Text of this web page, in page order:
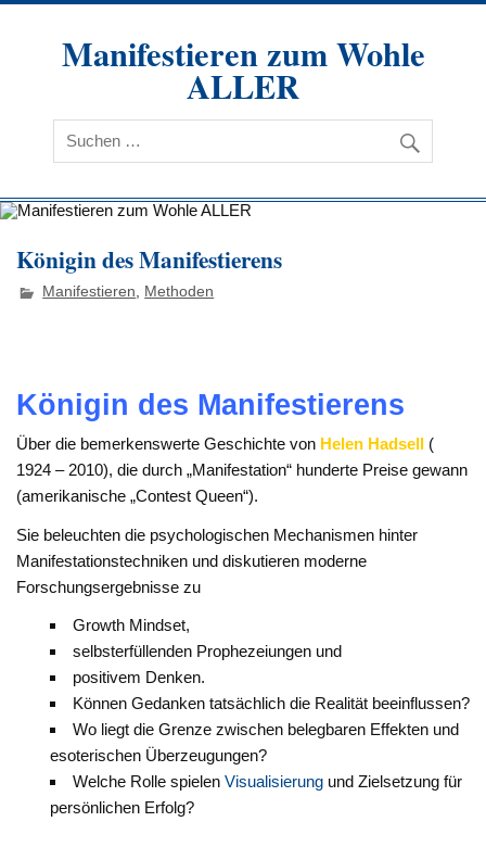
Zum
Manifestieren zum Wohle
ALLER
Königin des Manifestierens
Manifestieren, Methoden
Königin des Manifestierens
Über die bemerkenswerte Geschichte von Helen Hadsell (
1924 – 2010), die durch „Manifestation“ hunderte Preise gewann
(amerikanische „Contest Queen“).
Sie beleuchten die psychologischen Mechanismen hinter
Manifestationstechniken und diskutieren moderne
Forschungsergebnisse zu
Growth Mindset,
selbsterfüllenden Prophezeiungen und
positivem Denken.
Können Gedanken tatsächlich die Realität beeinflussen?
Wo liegt die Grenze zwischen belegbaren Effekten und
esoterischen Überzeugungen?
Welche Rolle spielen Visualisierungund Zielsetzung für
persönlichen Erfolg?